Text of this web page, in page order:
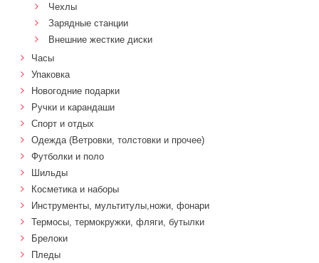
Чехлы
Зарядные станции
Внешние жесткие диски
Часы
Упаковка
Новогодние подарки
Ручки и карандаши
Спорт и отдых
Одежда (Ветровки, толстовки и прочее)
Футболки и поло
Шильды
Косметика и наборы
Инструменты, мультитулы,ножи, фонари
Термосы, термокружки, фляги, бутылки
Брелоки
Пледы